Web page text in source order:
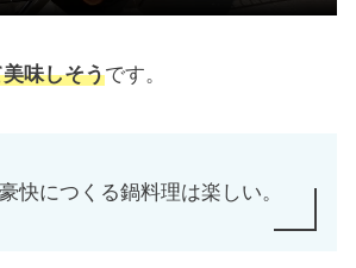
味しそうです。
快につくる鍋料理は楽しい。